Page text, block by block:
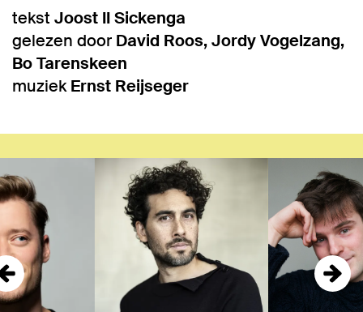
tekst Joost II Sickenga
gelezen door David Roos, Jordy Vogelzang,
Bo Tarenskeen
muziekErnst Reijseger